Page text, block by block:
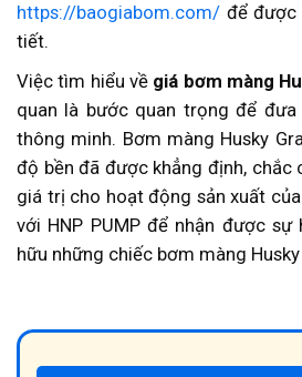
https://baogiabom.com/ để được
tiết.
Việc tìm hiểu về giá bơm màng
quan là bước quan trọng để
thông minh. Bơm màng Husky
độ bền đã được khẳng định, chắc
giá trị cho hoạt động sản xuất
với HNP PUMP để nhận được
hữu những chiếc bơm màng